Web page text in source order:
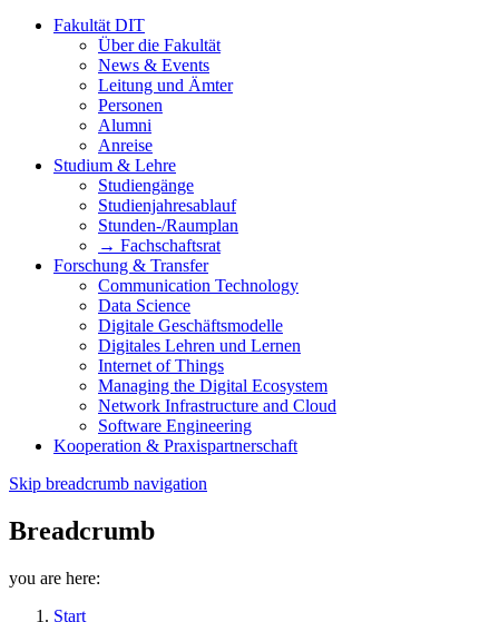
Fakultät DIT
Über die Fakultät
News & Events
Leitung und Ämter
Personen
Alumni
Anreise
Studium & Lehre
Studiengänge
Studienjahresablauf
Stunden-/Raumplan
→ Fachschaftsrat
Forschung & Transfer
Communication Technology
Data Science
Digitale Geschäftsmodelle
Digitales Lehren und Lernen
Internet of Things
Managing the Digital Ecosystem
Network Infrastructure and Cloud
Software Engineering
Kooperation & Praxispartnerschaft
Skip breadcrumb navigation
Breadcrumb
you are here:
Start